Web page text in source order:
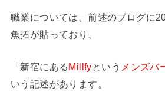
職業については、前述のブログに
魚拓が貼っており、
「新宿にあるMillfyという メンズバ
いう記述があります。